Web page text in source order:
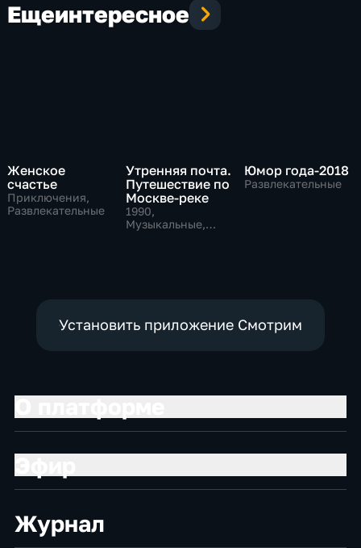
Ещеинтересное
Женское
счастье
Приключения,
Развлекательные
Утренняя почта.
Путешествие по
Москве-реке
1990,
Музыкальные,
Юмор года-2018
Развлекательные
Установить приложение Смотрим
Журнал